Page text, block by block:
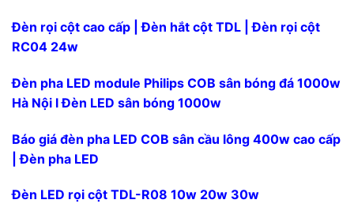
Skip
Đèn rọi cột cao cấp | Đèn hắt cột TDL | Đèn rọi cột
RC04 24w
Đèn pha LED module Philips COB sân bóng đá 1000w
Hà Nội l Đèn LED sân bóng 1000w
Báo giá đèn pha LED COB sân cầu lông 400w cao cấp
| Đèn pha LED
Đèn LED rọi cột TDL-R08 10w 20w 30w